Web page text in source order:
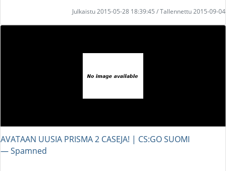
Julkaistu 2015-05-28 18:39:45 / Tallennettu 2015-09-04
AVATAAN UUSIA PRISMA 2 CASEJA! | CS:GO SUOMI
― Spamned